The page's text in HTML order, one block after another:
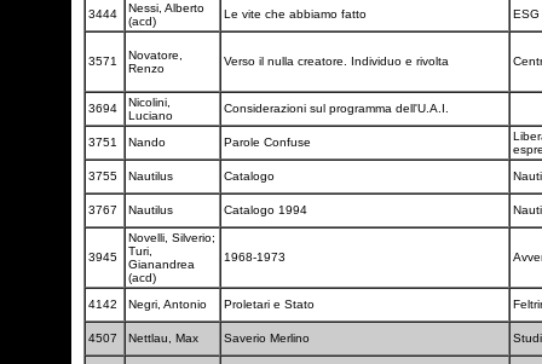
3444
Nessi, Alberto
(acd)
Le vite che abbiamo fatto ESG
3571
Novatore,
Renzo
Verso il nulla creatore. Individuo e rivolta
3694
Nicolini,
Luciano
Considerazioni sul programma dell'U.A.I.
3751 Nando Parole Confuse
3755
Nautilus Catalogo
3767 Nautilus Catalogo 1994
3945
Novelli, Silverio;
Turi,
Gianandrea
(acd)
1968-1973
4142 Negri, Antonio Proletari e Stato
4507 Nettlau, Max Saverio Merlino